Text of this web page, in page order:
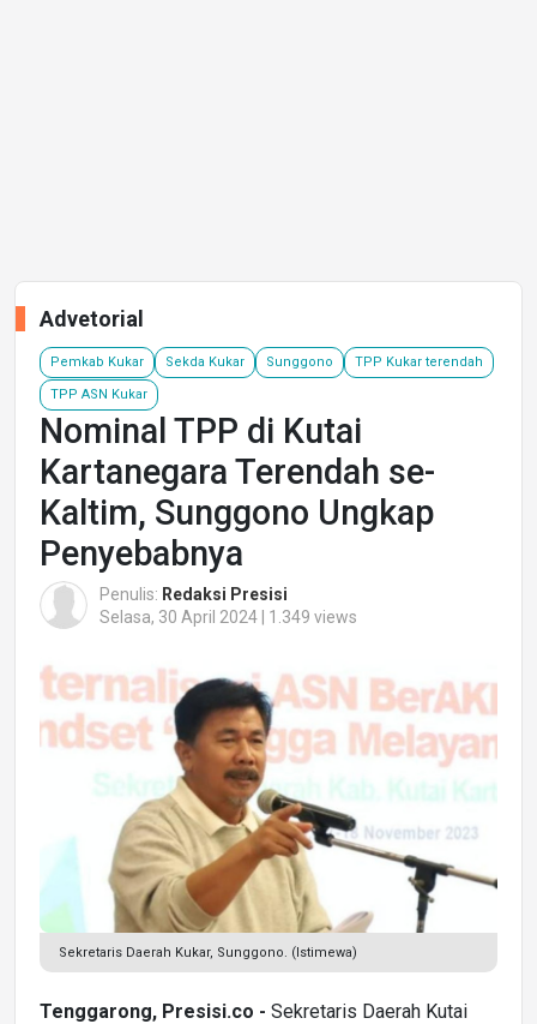
Advetorial
Pemkab Kukar Sekda Kukar Sunggono TPP Kukar terendah
TPP ASN Kukar
Nominal TPP di Kutai
Kartanegara Terendah se-
Kaltim, Sunggono Ungkap
Penyebabnya
Penulis: Redaksi Presisi
Selasa, 30 April 2024 | 1.349 views
Sekretaris Daerah Kukar, Sunggono. (Istimewa)
Tenggarong, Presisi.co - Sekretaris Daerah Kutai